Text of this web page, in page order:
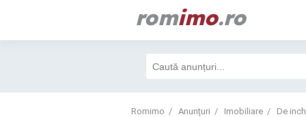
romimo.ro
Romimo Anunțuri Imobiliare De